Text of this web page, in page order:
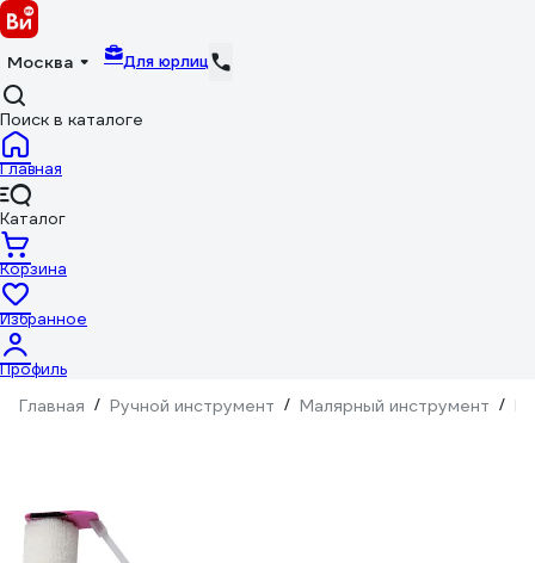
Москва Для юрлиц
Поиск в каталоге
Главная
Каталог
Корзина
Избранное
Профиль
Главная / Ручной инструмент / Малярный инструмент /